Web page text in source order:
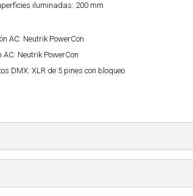
iluminadas: 200 mm
AC: Neutrik PowerCon
AC: Neutrik PowerCon
DMX: XLR de 5 pines con bloqueo